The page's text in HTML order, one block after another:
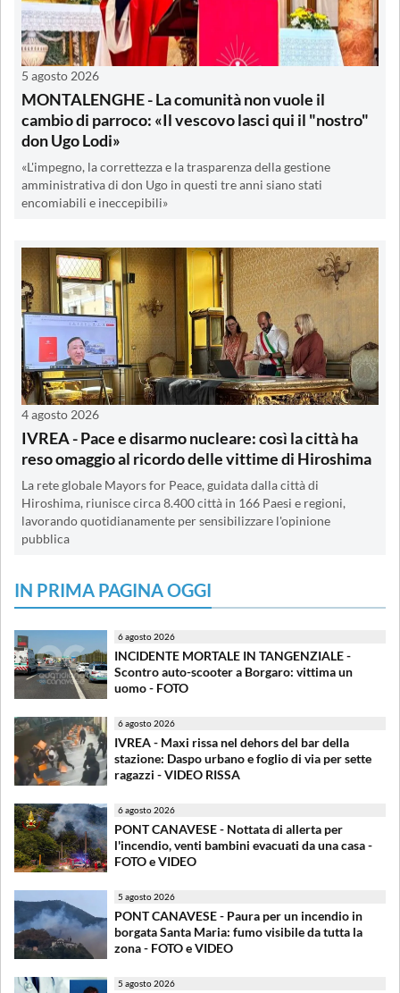
5 agosto 2026
MONTALENGHE - La comunità non vuole il
cambio di parroco: «Il vescovo lasci qui il "nostro"
don Ugo Lodi»
«L'impegno, la correttezza e la trasparenza della gestione
amministrativa di don Ugo in questi tre anni siano stati
encomiabili e ineccepibili»
4 agosto 2026
IVREA - Pace e disarmo nucleare: così la città ha
reso omaggio al ricordo delle vittime di Hiroshima
La rete globale Mayors for Peace, guidata dalla città di
Hiroshima, riunisce circa 8.400 città in 166 Paesi e regioni,
lavorando quotidianamente per sensibilizzare l'opinione
pubblica
IN PRIMA PAGINA OGGI
6 agosto 2026
INCIDENTE MORTALE IN TANGENZIALE -
Scontro auto-scooter a Borgaro: vittima un
uomo - FOTO
6 agosto 2026
IVREA - Maxi rissa nel dehors del bar della
stazione: Daspo urbano e foglio di via per sette
ragazzi - VIDEO RISSA
6 agosto 2026
PONT CANAVESE - Nottata di allerta per
l'incendio, venti bambini evacuati da una casa -
FOTO e VIDEO
5 agosto 2026
PONT CANAVESE - Paura per un incendio in
borgata Santa Maria: fumo visibile da tutta la
zona - FOTO e VIDEO
5 agosto 2026